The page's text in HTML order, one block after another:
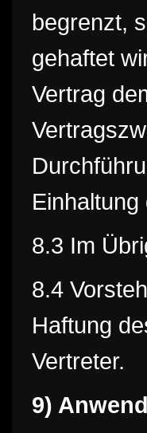
begrenzt,
gehaftet
Vertrag
8.3 Im
8.4
Haftung
Vertreter.
9)